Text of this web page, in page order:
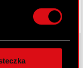
ustaw własne
. W Deklaracji